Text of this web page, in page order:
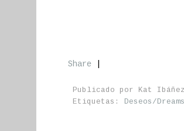
Share
Publicado por Kat Ibáñez
Etiquetas: Deseos/Dreams